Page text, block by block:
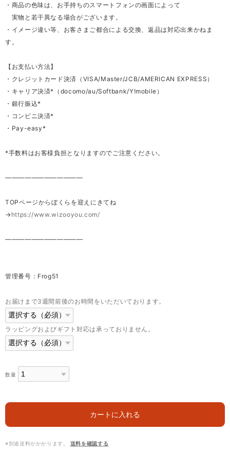
・商品の色味は、お手持ちのスマートフォンの画面によって
実物と若干異なる場合がございます。
・イメージ違い等、お客さまご都合による交換、返品は対応出来かねま
す。
【お支払い方法】
・クレジットカード決済（VISA/Master/JCB/AMERICAN EXPRESS）
・キャリア決済*（docomo/au/Softbank/Y!mobile）
・銀行振込*
・コンビニ決済*
・Pay-easy*
*手数料はお客様負担となりますのでご注意ください。
————————————
TOPページからぼくらを迎えにきてね
→ https://www.wizooyou.com/
————————————
管理番号：Frog51
お届けまで3週間前後のお時間をいただいております。
ラッピングおよびギフト対応は承っておりません。
数量
カートに入れる
※別途送料がかかります。 送料を確認する